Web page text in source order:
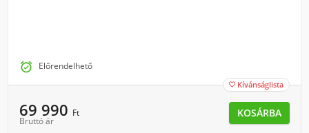
 Előrendelhető
 Kívánságlista
69 990 Ft
Bruttó ár
KOSÁRBA